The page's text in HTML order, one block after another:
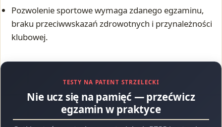
Pozwolenie sportowe wymaga zdanego egzaminu,
braku przeciwwskazań zdrowotnych i przynależności
klubowej.
TESTY NA PATENT STRZELECKI
Nie ucz się na pamięć — przećwicz
egzamin w praktyce